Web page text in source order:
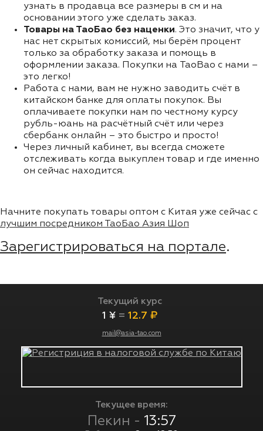
узнать в продавца все размеры в см и на
основании этого уже сделать заказ.
Товары на ТаоБао без наценки. Это значит, что у
нас нет скрытых комиссий, мы берём процент
только за обработку заказа и помощь в
оформлении заказа. Покупки на TaoBao с нами –
это легко!
Работа с нами, вам не нужно заводить счёт в
китайском банке для оплаты покупок. Вы
оплачиваете покупки нам по честному курсу
рубль-юань на расчётный счёт или через
сбербанк онлайн – это быстро и просто!
Через личный кабинет, вы всегда сможете
отслеживать когда выкуплен товар и где именно
он сейчас находится.
Начните покупать товары оптом с Китая уже сейчас с
лучшим посредником ТаоБао Азия Шоп
Зарегистрироваться на портале.
Текущий курс
1 ¥ = 12.7 ₽
mail@asia-tao.com
Текущее время:
Пекин - 13:57